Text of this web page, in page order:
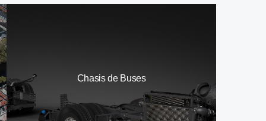
Chasis de Buses